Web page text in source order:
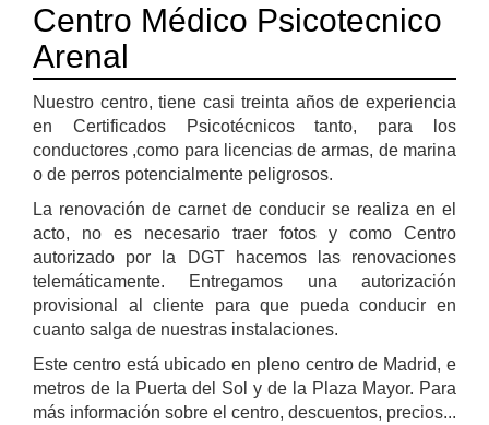
Centro Médico Psicotecnico
Arenal
Nuestro centro, tiene casi treinta años de experiencia
en Certificados Psicotécnicos tanto, para los
conductores ,como para licencias de armas, de marina
o de perros potencialmente peligrosos.
La renovación de carnet de conducir se realiza en el
acto, no es necesario traer fotos y como Centro
autorizado por la DGT hacemos las renovaciones
telemáticamente. Entregamos una autorización
provisional al cliente para que pueda conducir en
cuanto salga de nuestras instalaciones.
Este centro está ubicado en pleno centro de Madrid, e
metros de la Puerta del Sol y de la Plaza Mayor. Para
más información sobre el centro, descuentos, precios...